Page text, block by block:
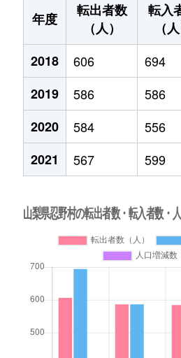
年度
転出者数
（人）
転入
（人
2018
606 694
2019
586 586
2020
584 556
2021
567 599